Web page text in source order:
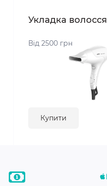
Укладка волосся
Від 2500 грн
Купити